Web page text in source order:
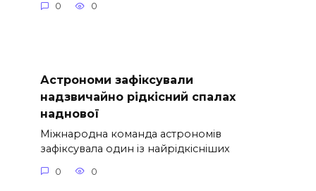
0 0
Астрономи зафіксували
надзвичайно рідкісний спалах
наднової
Міжнародна команда астрономів
зафіксувала один із найрідкісніших
0 0